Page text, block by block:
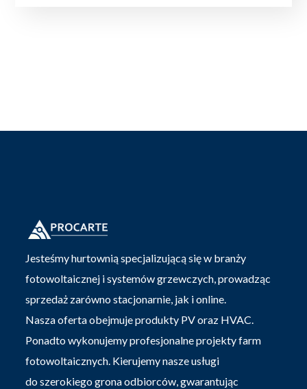
Jesteśmy hurtownią specjalizującą się w branży
fotowoltaicznej i systemów grzewczych, prowadząc
sprzedaż zarówno stacjonarnie, jak i online.
Nasza oferta obejmuje produkty PV oraz HVAC.
Ponadto wykonujemy profesjonalne projekty farm
fotowoltaicznych. Kierujemy nasze usługi
do szerokiego grona odbiorców, gwarantując